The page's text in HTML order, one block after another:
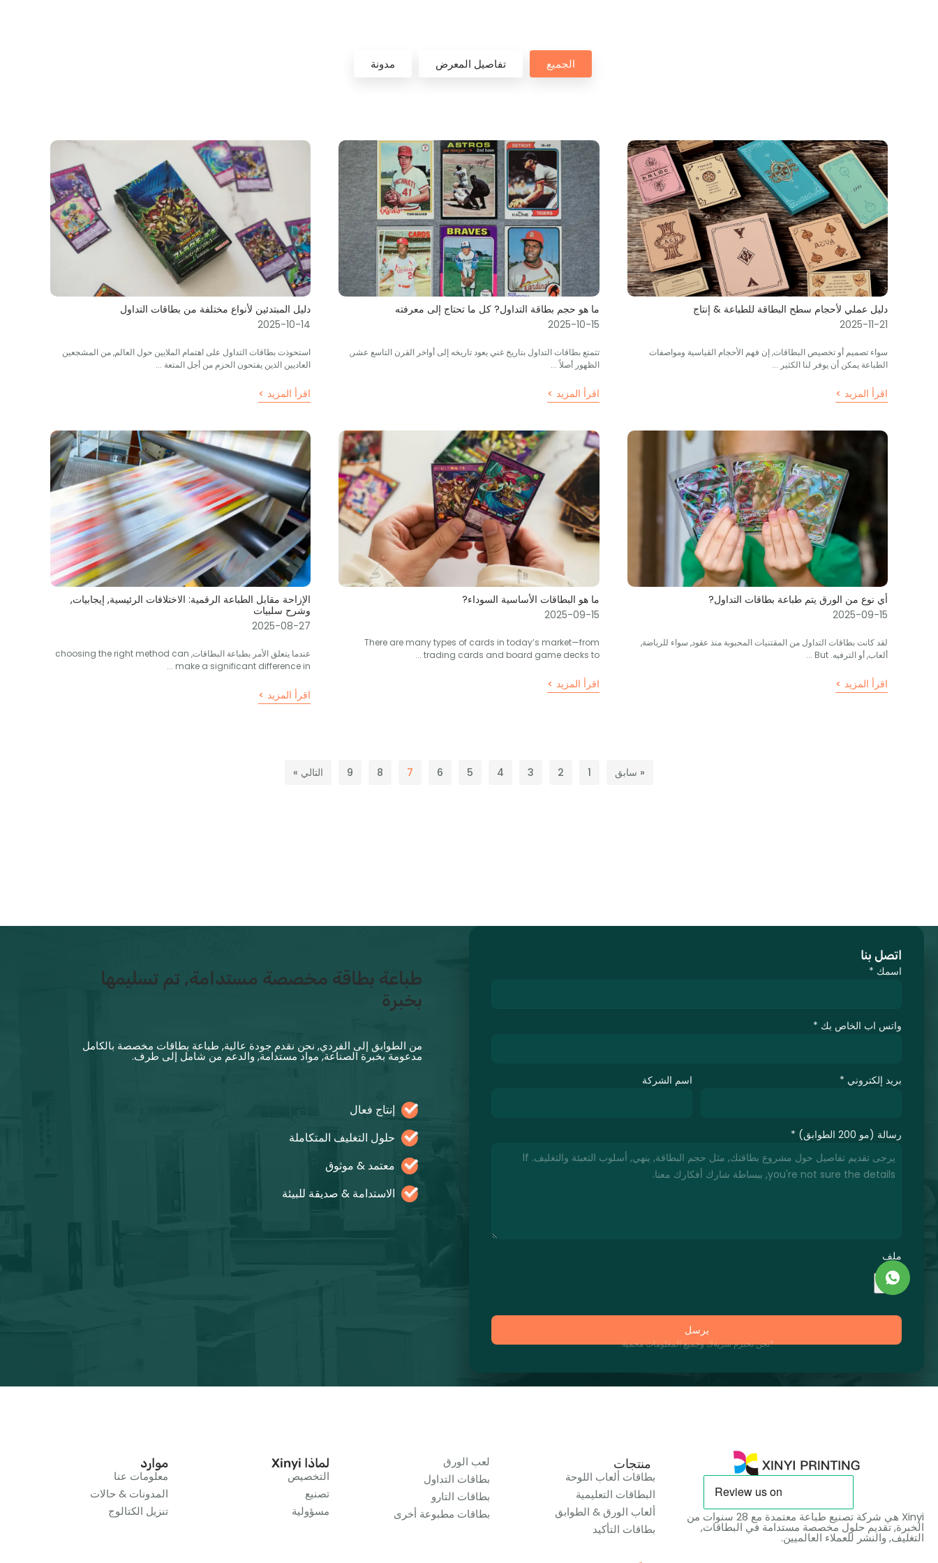
الجميع تفاصيل المعرض مدونة
دليل عملي لأحجام سطح البطاقة للطباعة & إنتاج
2025-11-21
سواء تصميم أو تخصيص البطاقات, إن فهم الأحجام القياسية ومواصفات
الطباعة يمكن أن يوفر لنا الكثير ...
اقرأ المزيد >
ما هو حجم بطاقة التداول? كل ما تحتاج إلى معرفته
2025-10-15
تتمتع بطاقات التداول بتاريخ غني يعود تاريخه إلى أواخر القرن التاسع عشر,
الظهور أصلاً ...
اقرأ المزيد >
دليل المبتدئين لأنواع مختلفة من بطاقات التداول
2025-10-14
استحوذت بطاقات التداول على اهتمام الملايين حول العالم, من المشجعين
العاديين الذين يفتحون الحزم من أجل المتعة ...
اقرأ المزيد >
أي نوع من الورق يتم طباعة بطاقات التداول?
2025-09-15
لقد كانت بطاقات التداول من المقتنيات المحبوبة منذ عقود, سواء للرياضة,
ألعاب, أو الترفيه. But
...
اقرأ المزيد >
ما هو البطاقات الأساسية السوداء?
2025-09-15
There are many types of cards in today’s market—from
trading cards and board game decks to
...
اقرأ المزيد >
الإزاحة مقابل الطباعة الرقمية: الاختلافات الرئيسية, إيجابيات,
وشرح سلبيات
2025-08-27
عندما يتعلق الأمر بطباعة البطاقات, choosing the right method can
make a significant difference in
...
اقرأ المزيد >
« سابق 1
2
3
4
5
6
7
8
9 التالي »
اتصل بنا
اسمك *
واتس اب الخاص بك *
بريد إلكتروني * اسم الشركة
رسالة (مو 200 الطوابق) *
ملف
يرسل
*نحن نحترم سريةك وجميع المعلومات محمية.
طباعة بطاقة مخصصة مستدامة, تم تسليمها
بخبرة
من الطوابق إلى الفردي, نحن نقدم جودة عالية, طباعة بطاقات مخصصة بالكامل
مدعومة بخبرة الصناعة, مواد مستدامة, والدعم من شامل إلى طرف.
إنتاج فعال
حلول التغليف المتكاملة
معتمد & موثوق
الاستدامة & صديقة للبيئة
Xinyi هي شركة تصنيع طباعة معتمدة مع 28 سنوات من
الخبرة, تقديم حلول مخصصة مستدامة في البطاقات,
التغليف, والنشر للعملاء العالميين.
منتجات
بطاقات ألعاب اللوحة
البطاقات التعليمية
ألعاب الورق & الطوابق
بطاقات التأكيد
لعب الورق
بطاقات التداول
بطاقات التارو
بطاقات مطبوعة أخرى
لماذا Xinyi
التخصيص
تصنيع
مسؤولية
موارد
معلومات عنا
المدونات & حالات
تنزيل الكتالوج